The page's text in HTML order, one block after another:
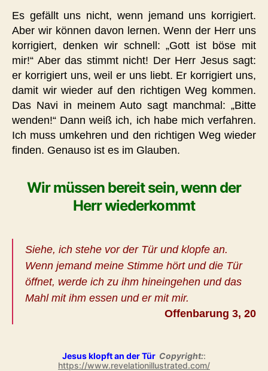
Es gefällt uns nicht, wenn jemand uns korrigiert.
Aber wir können davon lernen. Wenn der Herr uns
korrigiert, denken wir schnell: „Gott ist böse mit
mir!“ Aber das stimmt nicht! Der Herr Jesus sagt:
er korrigiert uns, weil er uns liebt. Er korrigiert uns,
damit wir wieder auf den richtigen Weg kommen.
Das Navi in meinem Auto sagt manchmal: „Bitte
wenden!“ Dann weiß ich, ich habe mich verfahren.
Ich muss umkehren und den richtigen Weg wieder
finden. Genauso ist es im Glauben.
Wir müssen bereit sein, wenn der
Herr wiederkommt
Siehe, ich stehe vor der Tür und klopfe an.
Wenn jemand meine Stimme hört und die Tür
öffnet, werde ich zu ihm hineingehen und das
Mahl mit ihm essen und er mit mir.
Offenbarung 3, 20
Jesus klopft an der Tür Copyright::
https://www.revelationillustrated.com/